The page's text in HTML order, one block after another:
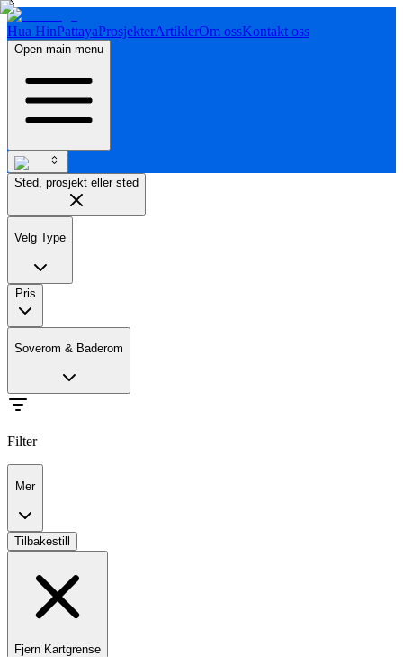
Hua HinPattayaProsjekterArtiklerOm ossKontakt oss
Open main menu
Sted, prosjekt eller sted
Velg Type
Pris
Soverom & Baderom
Filter
Mer
Tilbakestill
Fjern Kartgrense